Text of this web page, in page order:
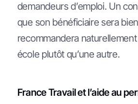
demandeurs d’emploi. Un
que son bénéficiaire sera
recommandera
école plutôt qu’une autre.
France Travail et l’aide au